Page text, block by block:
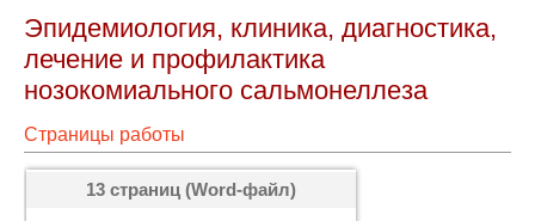
Эпидемиология, клиника, диагностика,
лечение и профилактика
нозокомиального сальмонеллеза
Страницы работы
13 страниц (Word-файл)